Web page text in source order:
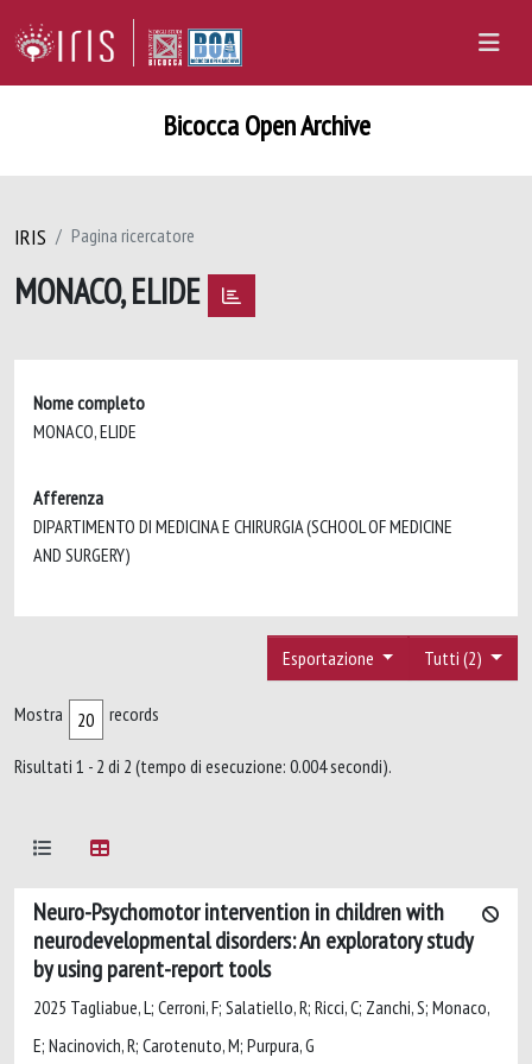
Bicocca Open Archive
IRIS Pagina ricercatore
MONACO, ELIDE
Nome completo
MONACO, ELIDE
Afferenza
DIPARTIMENTO DI MEDICINA E CHIRURGIA (SCHOOL OF MEDICINE
AND SURGERY)
Tutti (2)
Esportazione
Mostra records
Risultati 1 - 2 di 2 (tempo di esecuzione: 0.004 secondi).
Neuro-Psychomotor intervention in children with
neurodevelopmental disorders: An exploratory study
by using parent-report tools
2025 Tagliabue, L; Cerroni, F; Salatiello, R; Ricci, C; Zanchi, S; Monaco,
E; Nacinovich, R; Carotenuto, M; Purpura, G